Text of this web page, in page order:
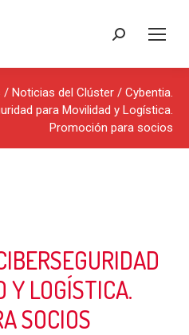
Buscar:
/ Noticias del Clúster / Cybentia.
para Movilidad y Logística.
Promoción para socios
Y LOGÍSTICA.
SOCIOS